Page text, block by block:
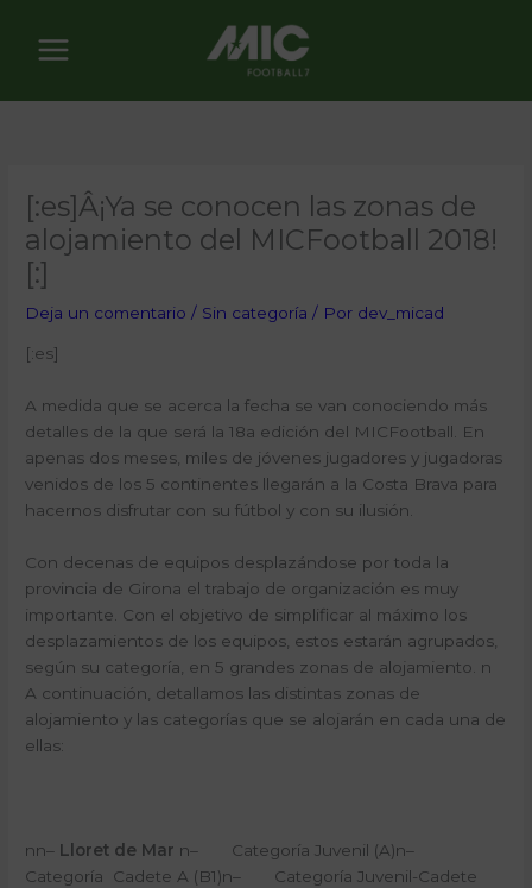
contenido
[:es]Â¡Ya se conocen las zonas de
alojamiento del MICFootball 2018!
[:]
Deja un comentario / Sin categoría / Por dev_micad
[:es]
A medida que se acerca la fecha se van conociendo más
detalles de la que será la 18a edición del MICFootball. En
apenas dos meses, miles de jóvenes jugadores y jugadoras
venidos de los 5 continentes llegarán a la Costa Brava para
hacernos disfrutar con su fútbol y con su ilusión.
Con decenas de equipos desplazándose por toda la
provincia de Girona el trabajo de organización es muy
importante. Con el objetivo de simplificar al máximo los
desplazamientos de los equipos, estos estarán agrupados,
según su categoría, en 5 grandes zonas de alojamiento. n
A continuación, detallamos las distintas zonas de
alojamiento y las categorías que se alojarán en cada una de
ellas:
nn– Lloret de Mar n– Categoría Juvenil (A)n–
Categoría Cadete A (B1)n– Categoría Juvenil-Cadete